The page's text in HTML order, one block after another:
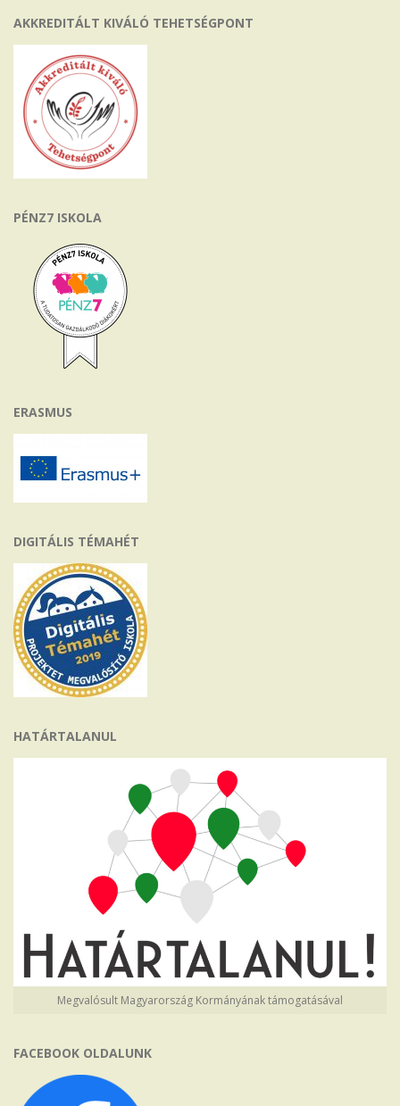
AKKREDITÁLT KIVÁLÓ TEHETSÉGPONT
PÉNZ7 ISKOLA
ERASMUS
DIGITÁLIS TÉMAHÉT
HATÁRTALANUL
Megvalósult Magyarország Kormányának támogatásával
FACEBOOK OLDALUNK